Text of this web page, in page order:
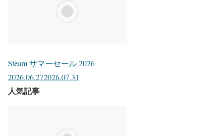
Steam サマーセール 2026
2026.06.272026.07.31
人気記事